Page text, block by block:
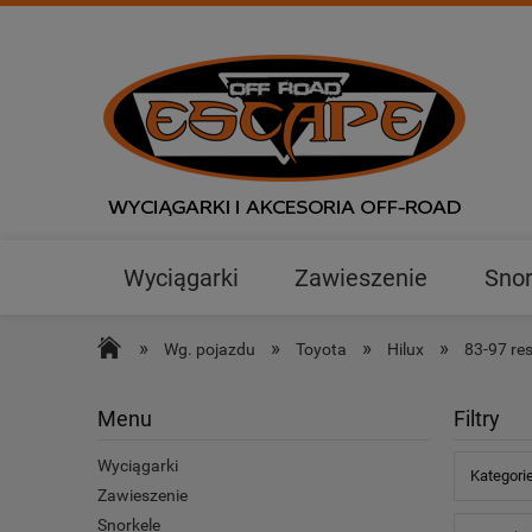
Wyciągarki Zawieszenie
» Wg. pojazdu » Toyota » Hilux » 83-97
Menu
Wyciągarki
Zawieszenie
Snorkele
Filtry